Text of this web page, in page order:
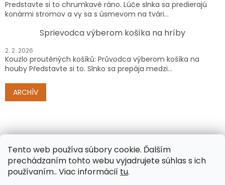
Tento web používa súbory cookie. Ďalším
prechádzaním tohto webu vyjadrujete súhlas s ich
používaním.. Viac informácií tu.
Predstavte si to chrumkavé ráno. Lúče slnka sa predierajú
konármi stromov a vy sa s úsmevom na tvári...
Sprievodca výberom košíka na hríby
2. 2. 2026
Kouzlo proutěných košíků: Průvodca výberom košíka na
houby Představte si to. Slnko sa prepája medzi...
ARCHÍV